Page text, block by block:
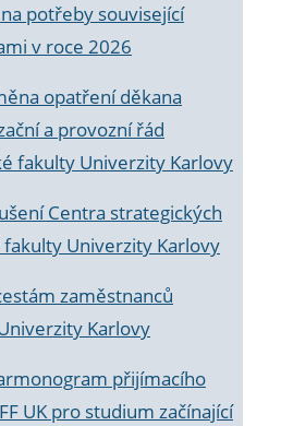
potřeby související
v roce 2026
opatření děkana
a provozní řád
fakulty Univerzity Karlovy
Centra strategických
Univerzity Karlovy
zaměstnanců
Karlovy
přijímacího
UK pro studium začínající